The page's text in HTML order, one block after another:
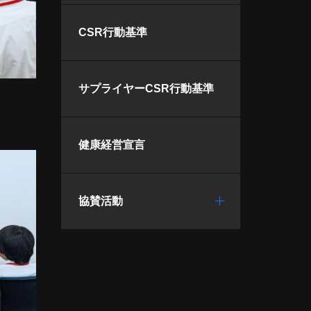
CSR行動基準
サプライヤーCSR行動基準
健康経営宣言
協賛活動